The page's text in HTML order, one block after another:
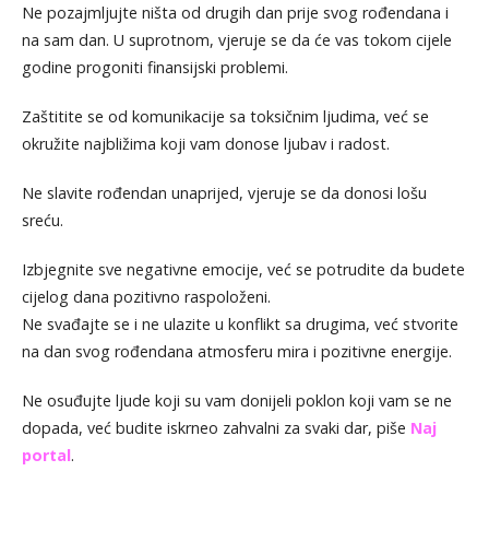
Ne pozajmljujte ništa od drugih dan prije svog rođendana i
na sam dan. U suprotnom, vjeruje se da će vas tokom cijele
godine progoniti finansijski problemi.
Zaštitite se od komunikacije sa toksičnim ljudima, već se
okružite najbližima koji vam donose ljubav i radost.
Ne slavite rođendan unaprijed, vjeruje se da donosi lošu
sreću.
Izbjegnite sve negativne emocije, već se potrudite da budete
cijelog dana pozitivno raspoloženi.
Ne svađajte se i ne ulazite u konflikt sa drugima, već stvorite
na dan svog rođendana atmosferu mira i pozitivne energije.
Ne osuđujte ljude koji su vam donijeli poklon koji vam se ne
dopada, već budite iskrneo zahvalni za svaki dar, piše Naj
portal.